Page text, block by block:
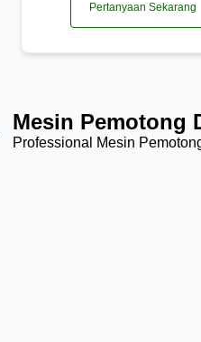
Pertanyaan Sekarang
Mesin Pemotong
Professional Mesin